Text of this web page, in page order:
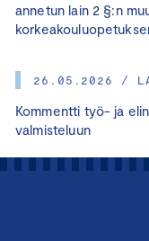
annetun lain 2 §:n
26.05.2026 /
Kommentti työ- ja
valmisteluun